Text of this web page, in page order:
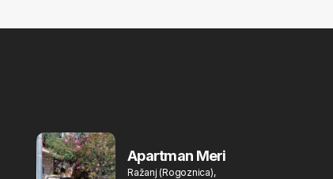
Apartman Meri
Ražanj (Rogoznica),